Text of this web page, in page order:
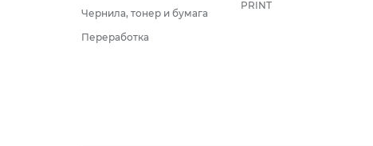
Чернила, тонер и бумага
Переработка
PRINT